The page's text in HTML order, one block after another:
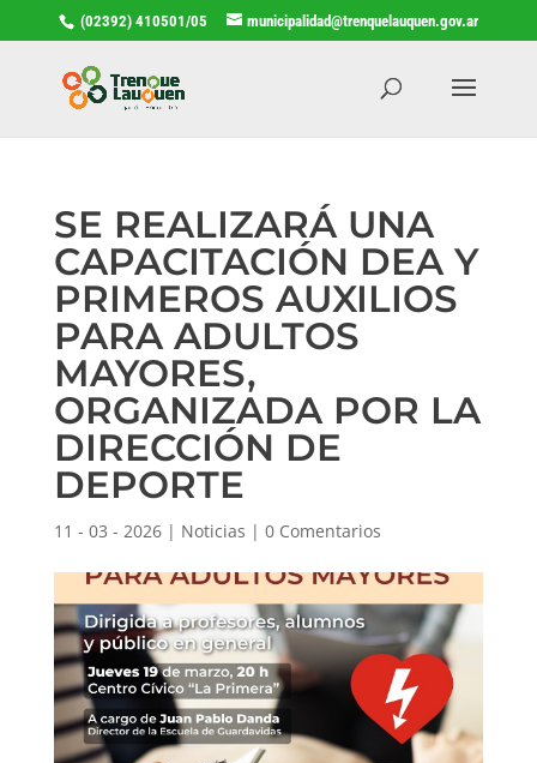
(02392) 410501/05 municipalidad@trenquelauquen.gov.ar
SE REALIZARÁ UNA
CAPACITACIÓN DEA Y
PRIMEROS AUXILIOS
PARA ADULTOS
MAYORES,
ORGANIZADA POR LA
DIRECCIÓN DE
DEPORTE
11 - 03 - 2026| Noticias | 0 Comentarios